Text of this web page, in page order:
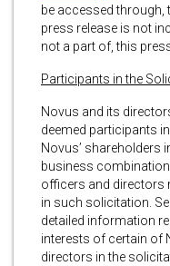
be accessed through,
press release is not
not a part of, this
Participants in the
Novus and its
deemed participants
Novus’ shareholders
business
officers and directors
in such solicitation.
detailed information
interests of certain of
directors in the